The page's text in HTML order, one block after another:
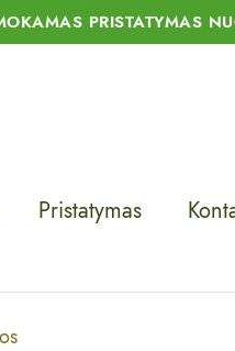
PRISTATYMAS
Pristatymas